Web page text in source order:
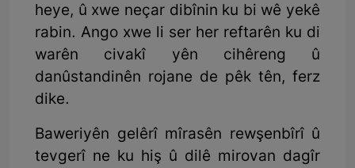
heye, û xwe neçar dibînin ku bi wê yekê
rabin. Ango xwe li ser her reftarên ku di
warên civakî yên cihêreng û
danûstandinên rojane de pêk tên, ferz
dike.
Baweriyên gelêrî mîrasên rewşenbîrî û
tevgerî ne ku hiş û dilê mirovan dagîr